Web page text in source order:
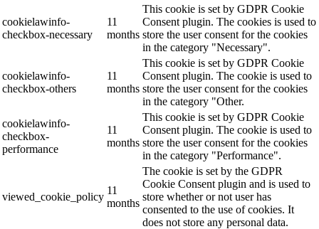
cookielawinfo-
checkbox-necessary
11
months
This cookie is set by GDPR Cookie
Consent plugin. The cookies is used to
store the user consent for the cookies
in the category "Necessary".
cookielawinfo-
checkbox-others
11
months
This cookie is set by GDPR Cookie
Consent plugin. The cookie is used to
store the user consent for the cookies
in the category "Other.
cookielawinfo-
checkbox-
performance
11
months
This cookie is set by GDPR Cookie
Consent plugin. The cookie is used to
store the user consent for the cookies
in the category "Performance".
viewed_cookie_policy
11
months
The cookie is set by the GDPR
Cookie Consent plugin and is used to
store whether or not user has
consented to the use of cookies. It
does not store any personal data.